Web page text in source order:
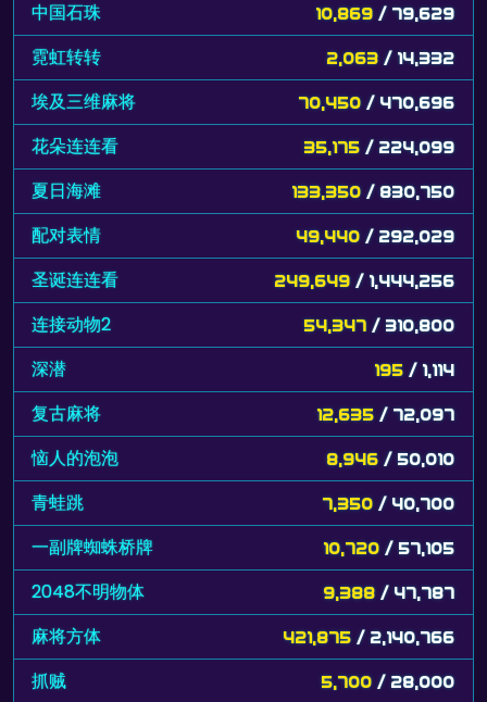
中国石珠 10,869 / 79,629
霓虹转转 2,063 / 14,332
埃及三维麻将 70,450 / 470,696
花朵连连看 35,175 / 224,099
夏日海滩 133,350 / 830,750
配对表情 49,440 / 292,029
圣诞连连看 249,649 / 1,444,256
连接动物2 54,347 / 310,800
深潜 195 / 1,114
复古麻将 12,635 / 72,097
恼人的泡泡 8,946 / 50,010
青蛙跳 7,350 / 40,700
一副牌蜘蛛桥牌 10,720 / 57,105
2048不明物体 9,388 / 47,787
麻将方体 421,875 / 2,140,766
抓贼 5,700 / 28,000